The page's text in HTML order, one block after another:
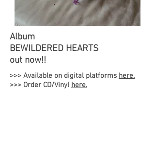
Album
BEWILDERED HEARTS
out now!!
>>> Available on digital platforms here.
>>> Order CD/Vinyl here.